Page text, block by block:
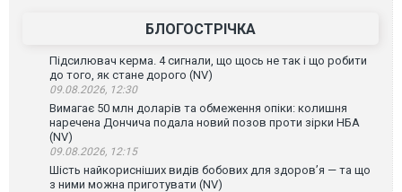
БЛОГОСТРІЧКА
Підсилювач керма. 4 сигнали, що щось не так і що робити
до того, як стане дорого (NV)
09.08.2026, 12:30
Вимагає 50 млн доларів та обмеження опіки: колишня
наречена Дончича подала новий позов проти зірки НБА
(NV)
09.08.2026, 12:15
Шість найкорисніших видів бобових для здоров’я — та що
з ними можна приготувати (NV)